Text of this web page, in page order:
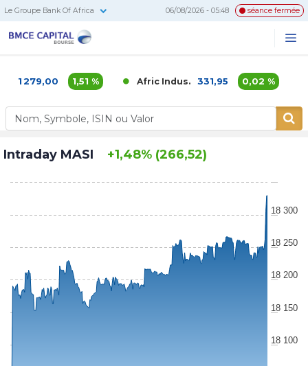
Le Groupe Bank Of Africa 06/08/2026 - 05:48 séance fermée
1 279,00 1,51 % Afric Indus. 331,95 0,02 %
Intraday MASI +1,48% (266,52)
18 100
18 150
18 200
18 250
18 300